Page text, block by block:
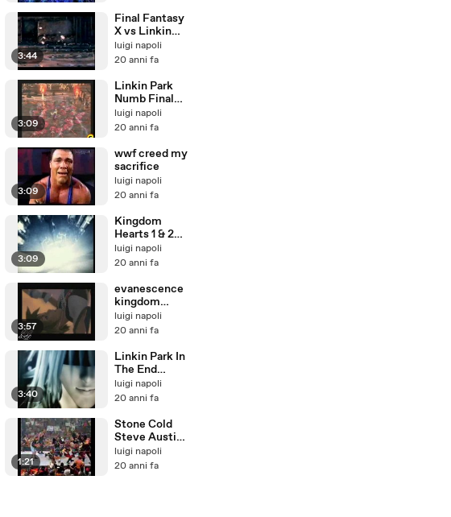
3:44
Final Fantasy
X vs Linkin
Park In he End
luigi napoli
20 anni fa
3:09
Linkin Park
Numb Final
Fantasy VIII
luigi napoli
20 anni fa
3:09
wwf creed my
sacrifice
luigi napoli
20 anni fa
3:09
Kingdom
Hearts 1 & 2
Evanescence
Haunted
luigi napoli
20 anni fa
3:57
evanescence
kingdom
hearts 2
luigi napoli
20 anni fa
3:40
Linkin Park In
The End
Kingdom
Hearts 2
luigi napoli
20 anni fa
1:21
Stone Cold
Steve Austin
Returns To
Raw
luigi napoli
20 anni fa